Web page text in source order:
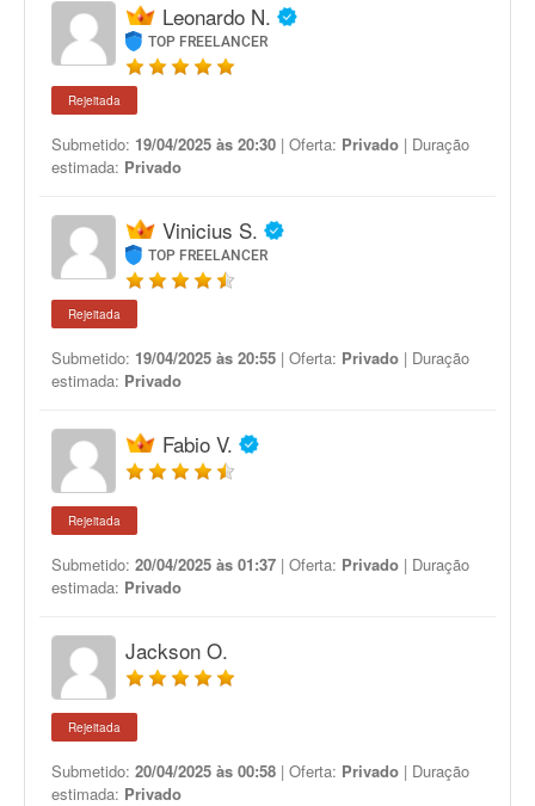
Leonardo N.
TOP FREELANCER
Rejeitada
Submetido: 19/04/2025 às 20:30 | Oferta: Privado | Duração
estimada: Privado
Vinicius S.
TOP FREELANCER
Rejeitada
Submetido: 19/04/2025 às 20:55 | Oferta: Privado | Duração
estimada: Privado
Fabio V.
Rejeitada
Submetido: 20/04/2025 às 01:37 | Oferta: Privado | Duração
estimada: Privado
Jackson O.
Rejeitada
Submetido: 20/04/2025 às 00:58 | Oferta: Privado | Duração
estimada: Privado